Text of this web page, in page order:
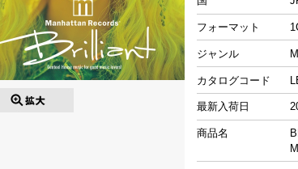
フォーマット
ジャンル
カタログコード
最新入荷日
商品名